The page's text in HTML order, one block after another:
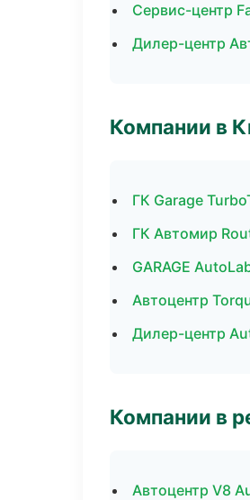
Сервис-центр
Дилер-центр
Компании в
ГК Garage
ГК Автомир
GARAGE
Автоцентр
Дилер-центр
Компании в
Автоцентр V8